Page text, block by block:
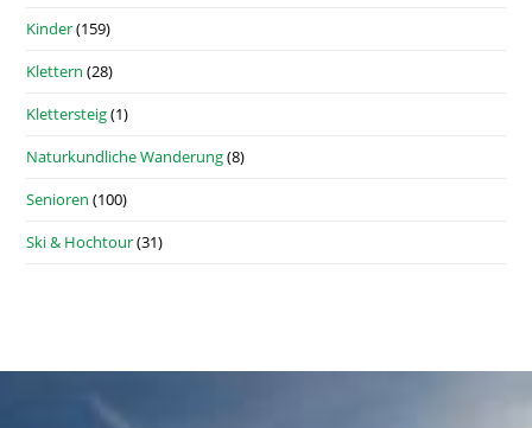
Kinder(159)
Klettern (28)
Klettersteig(1)
Naturkundliche Wanderung(8)
Senioren (100)
Ski & Hochtour(31)